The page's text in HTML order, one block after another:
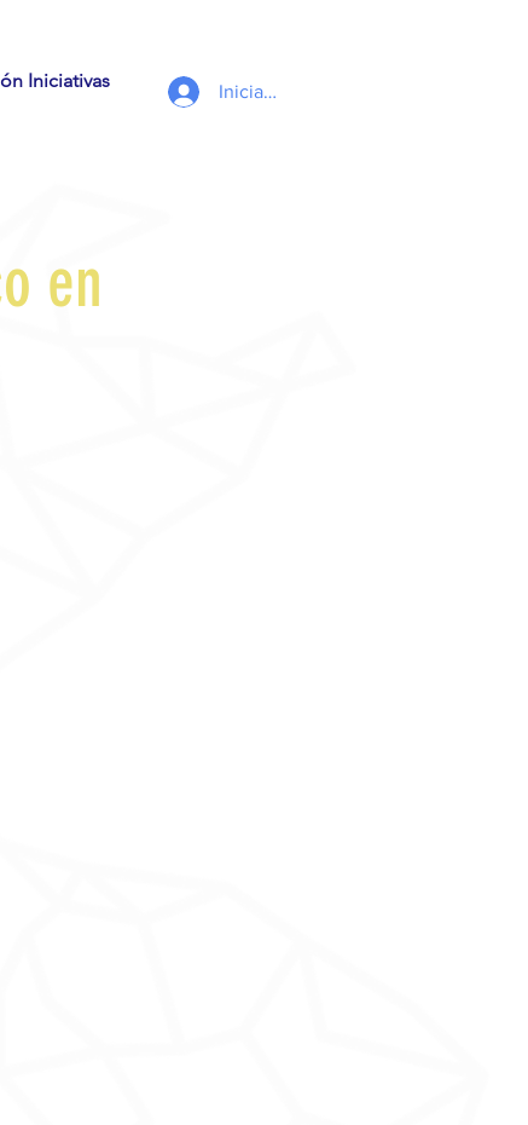
Iniciativas Iniciar sesión
en